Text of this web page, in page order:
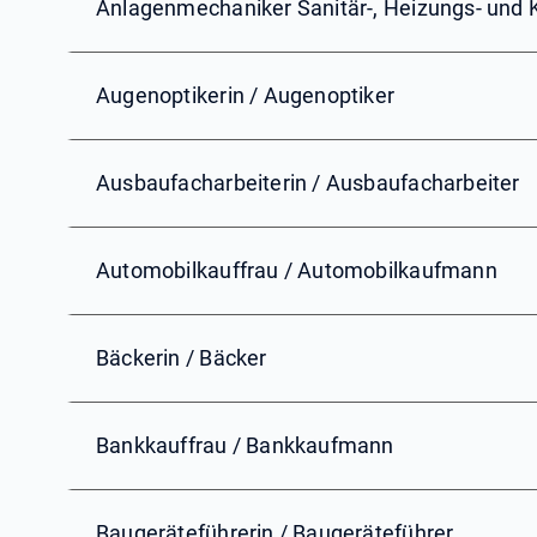
Anlagenmechaniker Sanitär-, Heizungs- und
Augenoptikerin / Augenoptiker
Ausbaufacharbeiterin / Ausbaufacharbeiter
Automobilkauffrau / Automobilkaufmann
Bäckerin / Bäcker
Bankkauffrau / Bankkaufmann